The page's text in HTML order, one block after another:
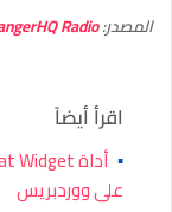
المصدر:Radio
اقرأ أيضاً
▪
على ووردبريس